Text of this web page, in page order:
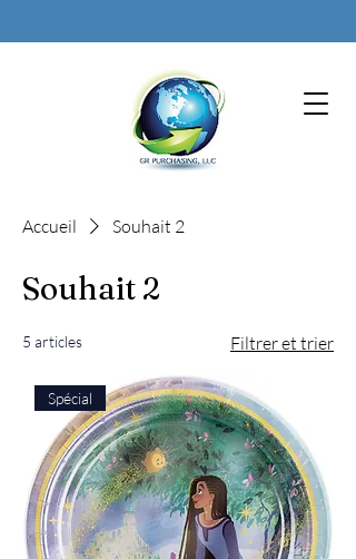
Accueil Souhait 2
Souhait 2
5 articles Filtrer et trier
Spécial